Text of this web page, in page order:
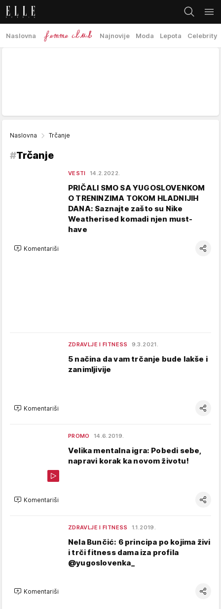
Naslovna Najnovije Moda Lepota Celebrity
Naslovna Trčanje
#Trčanje
VESTI 14.2.2022.
PRIČALI SMO SA YUGOSLOVENKOM
O TRENINZIMA TOKOM HLADNIJIH
DANA: Saznajte zašto su Nike
Weatherised komadi njen must-
have
Komentariši
ZDRAVLJE I FITNESS 9.3.2021.
5 načina da vam trčanje bude lakše i
zanimljivije
Komentariši
PROMO 14.6.2019.
Velika mentalna igra: Pobedi sebe,
napravi korak ka novom životu!
Komentariši
ZDRAVLJE I FITNESS 1.1.2019.
Nela Bunčić: 6 principa po kojima živi
i trči fitness dama iza profila
@yugoslovenka_
Komentariši